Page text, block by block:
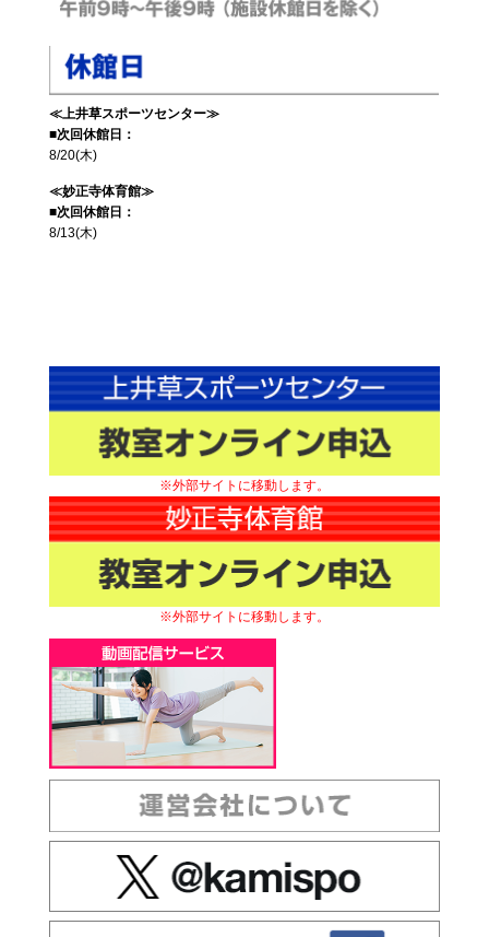
≪上井草スポーツセンター≫
■次回休館日：
8/20(木)
≪妙正寺体育館≫
■次回休館日：
8/13(木)
※外部サイトに移動します。
※外部サイトに移動します。